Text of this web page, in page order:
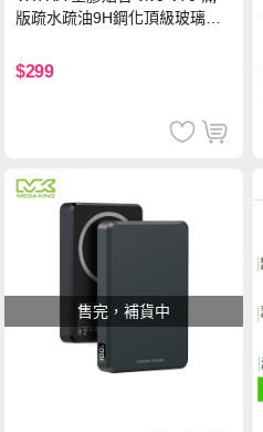
版疏水疏油9H鋼化頂級玻璃貼
$299
售完，補貨中